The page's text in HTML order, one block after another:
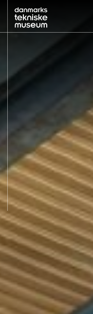
OM MUSEET
NYT MUSEUM
KONTAKT
ENGLISH